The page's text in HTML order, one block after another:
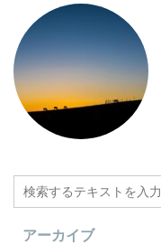
アーカイブ